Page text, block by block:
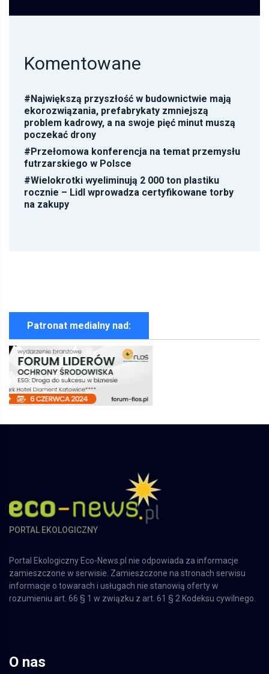
Komentowane
# Największą przyszłość w budownictwie mają
ekorozwiązania, prefabrykaty zmniejszą
problem kadrowy, a na swoje pięć minut muszą
poczekać drony
# Przełomowa konferencja na temat przemysłu
futrzarskiego w Polsce
#Wielokrotki wyeliminują 2 000 ton plastiku
rocznie – Lidl wprowadza certyfikowane torby
na zakupy
Patronat medialny nad:
PORTAL EKOLOGICZNY
Portal Ekologiczny Eco-News.pl nie odpowiada za informacje
zamieszczone w serwisie. Zamieszczone na stronach serwisu
informacje o towarach i usługach nie stanowią oferty w
rozumieniu art. 66 § 1 w związku z art. 61 § 2 Kodeksu cywilnego.
O nas